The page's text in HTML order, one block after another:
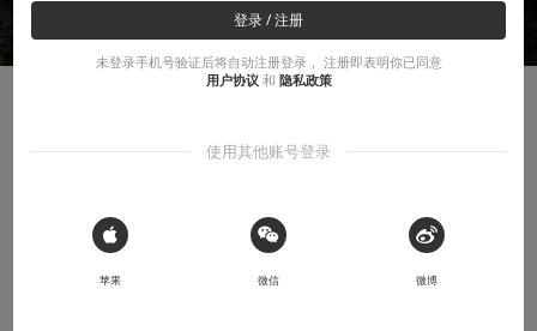
《克苏鲁迷踪》之入门推介
登录 / 注册
未登录手机号验证后将自动注册登录， 注册即表明你已同意
用户协议 和 隐私政策
使用其他账号登录
 Sign in with Apple
苹果 微信 微博